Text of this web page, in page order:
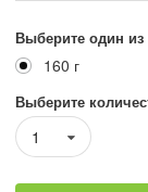
Выберите один из
160 г
Выберите
1